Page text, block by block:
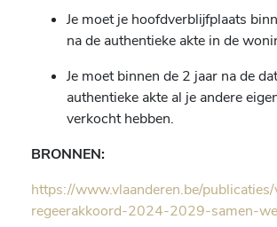
Je moet je hoofdverblijfplaats
na de authentieke akte in de
Je moet binnen de 2 jaar na de
authentieke akte al je andere
verkocht hebben.
BRONNEN:
https://www.vlaanderen.be/
regeerakkoord-2024-2029-samen-